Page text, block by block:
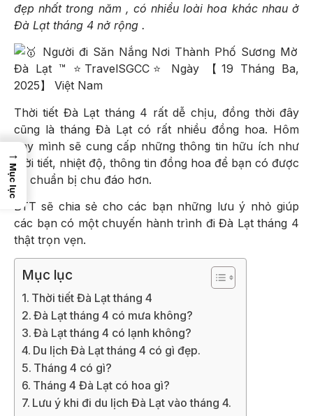
đẹp nhất trong năm , có nhiều loài hoa khác nhau ở
Đà Lạt tháng 4 nở rộng .
Thời tiết Đà Lạt tháng 4 rất dễ chịu, đồng thời đây
cũng là tháng Đà Lạt có rất nhiều đồng hoa. Hôm
nay mình sẽ cung cấp những thông tin hữu ích như
thời tiết, nhiệt độ, thông tin đồng hoa để bạn có được
sự chuẩn bị chu đáo hơn.
BTT sẽ chia sẻ cho các bạn những lưu ý nhỏ giúp
các bạn có một chuyến hành trình đi Đà Lạt tháng 4
thật trọn vẹn.
Mục lục
Thời tiết Đà Lạt tháng 4
Đà Lạt tháng 4 có mưa không?
Đà Lạt tháng 4 có lạnh không?
Du lịch Đà Lạt tháng 4 có gì đẹp.
Tháng 4 có gì?
Tháng 4 Đà Lạt có hoa gì?
Lưu ý khi đi du lịch Đà Lạt vào tháng 4.
→
Mục lục